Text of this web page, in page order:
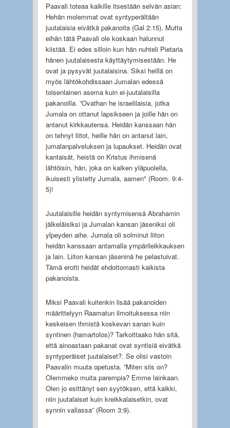
Paavali toteaa kaikille itsestään selvän asian:
Hehän molemmat ovat syntyperältään
juutalaisia eivätkä pakanoita (Gal 2:15). Mutta
eihän tätä Paavali ole koskaan halunnut
kiistää. Ei edes silloin kun hän nuhteli Pietaria
hänen juutalaisesta käyttäytymisestään. He
ovat ja pysyvät juutalaisina. Siksi heillä on
myös lähtökohdissaan Jumalan edessä
toisenlainen asema kuin ei-juutalaisilla
pakanoilla. ”Ovathan he israelilaisia, jotka
Jumala on ottanut lapsikseen ja joille hän on
antanut kirkkautensa. Heidän kanssaan hän
on tehnyt liitot, heille hän on antanut lain,
jumalanpalveluksen ja lupaukset. Heidän ovat
kantaisät, heistä on Kristus ihmisenä
lähtöisin, hän, joka on kaiken yläpuolella,
ikuisesti ylistetty Jumala, aamen" (Room. 9:4-
5)!
Juutalaisille heidän syntymisensä Abrahamin
jälkeläisiksi ja Jumalan kansan jäseniksi oli
ylpeyden aihe. Jumala oli solminut liiton
heidän kanssaan antamalla ympärileikkauksen
ja lain. Liiton kansan jäseninä he pelastuivat.
Tämä erotti heidät ehdottomasti kaikista
pakanoista.
Miksi Paavali kuitenkin lisää pakanoiden
määrittelyyn Raamatun ilmoituksessa niin
keskeisen ihmistä koskevan sanan kuin
syntinen (hamartolos)? Tarkoittaako hän sitä,
että ainoastaan pakanat ovat syntisiä eivätkä
syntyperäiset juutalaiset?. Se olisi vastoin
Paavalin muuta opetusta. ”Miten siis on?
Olemmeko muita parempia? Emme lainkaan.
Olen jo esittänyt sen syytöksen, että kaikki,
niin juutalaiset kuin kreikkalaisetkin, ovat
synnin vallassa” (Room 3:9).